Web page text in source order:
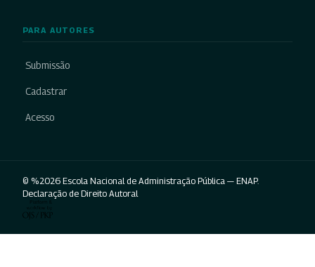
PARA AUTORES
Submissão
Cadastrar
Acesso
© %2026 Escola Nacional de Administração Pública — ENAP.
Declaração de Direito Autoral